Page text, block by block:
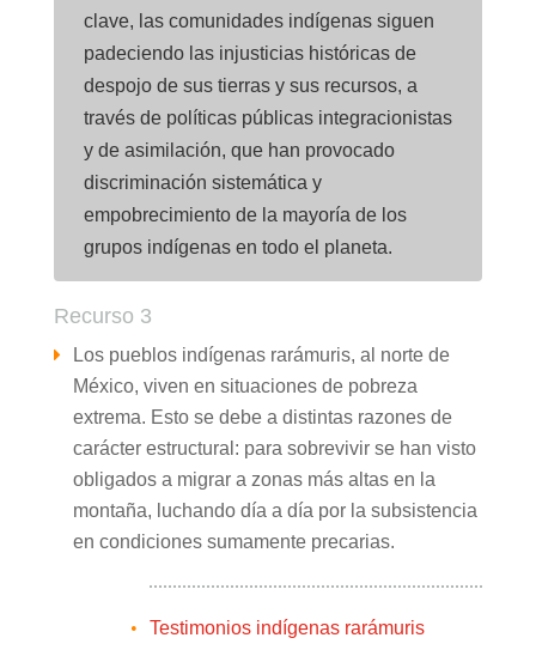
clave, las comunidades indígenas siguen
padeciendo las injusticias históricas de
despojo de sus tierras y sus recursos, a
través de políticas públicas integracionistas
y de asimilación, que han provocado
discriminación sistemática y
empobrecimiento de la mayoría de los
grupos indígenas en todo el planeta.
Recurso 3
Los pueblos indígenas rarámuris, al norte de
México, viven en situaciones de pobreza
extrema. Esto se debe a distintas razones de
carácter estructural: para sobrevivir se han visto
obligados a migrar a zonas más altas en la
montaña, luchando día a día por la subsistencia
en condiciones sumamente precarias.
Testimonios indígenas rarámuris